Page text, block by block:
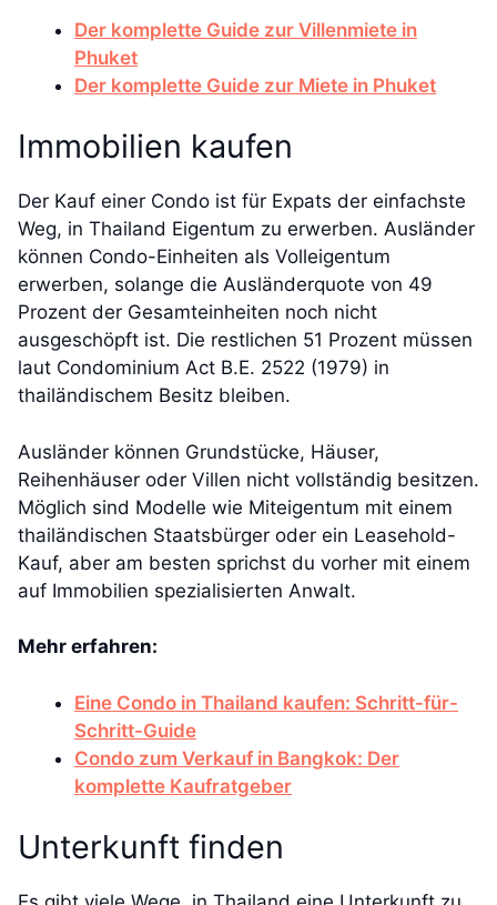
Der komplette Guide zur Villenmiete in
Phuket
Der komplette Guide zur Miete in Phuket
Immobilien kaufen
Der Kauf einer Condo ist für Expats der einfachste
Weg, in Thailand Eigentum zu erwerben. Ausländer
können Condo-Einheiten als Volleigentum
erwerben, solange die Ausländerquote von 49
Prozent der Gesamteinheiten noch nicht
ausgeschöpft ist. Die restlichen 51 Prozent müssen
laut Condominium Act B.E. 2522 (1979) in
thailändischem Besitz bleiben.
Ausländer können Grundstücke, Häuser,
Reihenhäuser oder Villen nicht vollständig besitzen.
Möglich sind Modelle wie Miteigentum mit einem
thailändischen Staatsbürger oder ein Leasehold-
Kauf, aber am besten sprichst du vorher mit einem
auf Immobilien spezialisierten Anwalt.
Mehr erfahren:
Eine Condo in Thailand kaufen: Schritt-für-
Schritt-Guide
Condo zum Verkauf in Bangkok: Der
komplette Kaufratgeber
Unterkunft finden